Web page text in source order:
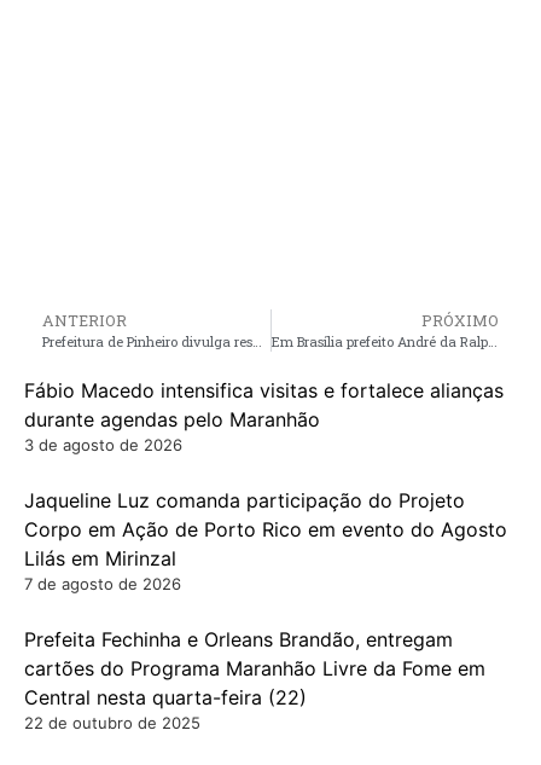
ANTERIOR
Prefeitura de Pinheiro divulga resultado provisório dos projetos da Política Nacional Aldir Blanc
PRÓXIMO
Em Brasília prefeito André da RalpNet tem agenda com Ministro Carlos Lupi, com pautas voltadas para o retorno das atividades da agência do INSS de Pinheiro
Fábio Macedo intensifica visitas e fortalece alianças
durante agendas pelo Maranhão
3 de agosto de 2026
Jaqueline Luz comanda participação do Projeto
Corpo em Ação de Porto Rico em evento do Agosto
Lilás em Mirinzal
7 de agosto de 2026
Prefeita Fechinha e Orleans Brandão, entregam
cartões do Programa Maranhão Livre da Fome em
Central nesta quarta-feira (22)
22 de outubro de 2025